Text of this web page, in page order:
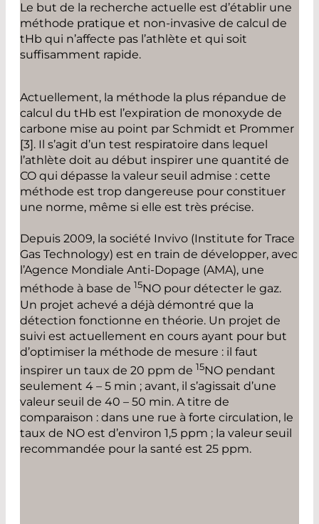
Le but de la recherche actuelle est d’établir une
méthode pratique et non-invasive de calcul de
tHb qui n’affecte pas l’athlète et qui soit
suffisamment rapide.
Actuellement, la méthode la plus répandue de
calcul du tHb est l’expiration de monoxyde de
carbone mise au point par Schmidt et Prommer
[3]. Il s’agit d’un test respiratoire dans lequel
l’athlète doit au début inspirer une quantité de
CO qui dépasse la valeur seuil admise : cette
méthode est trop dangereuse pour constituer
une norme, même si elle est très précise.
Depuis 2009, la société Invivo (Institute for Trace
Gas Technology) est en train de développer, avec
l’Agence Mondiale Anti-Dopage (AMA), une
méthode à base de 15NO pour détecter le gaz.
Un projet achevé a déjà démontré que la
détection fonctionne en théorie. Un projet de
suivi est actuellement en cours ayant pour but
d’optimiser la méthode de mesure : il faut
inspirer un taux de 20 ppm de 15NO pendant
seulement 4 – 5 min ; avant, il s’agissait d’une
valeur seuil de 40 – 50 min. A titre de
comparaison : dans une rue à forte circulation, le
taux de NO est d’environ 1,5 ppm ; la valeur seuil
recommandée pour la santé est 25 ppm.